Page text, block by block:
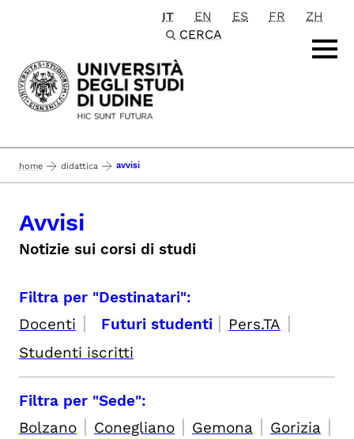
Passa al contenuto principale
IT EN ES FR
ZH
CERCA
home didattica avvisi
Avvisi
Notizie sui corsi di studi
Filtra per "Destinatari":
Docenti | Futuri studenti | Pers.TA |
Studenti iscritti
Filtra per "Sede":
Bolzano | Conegliano | Gemona | Gorizia |